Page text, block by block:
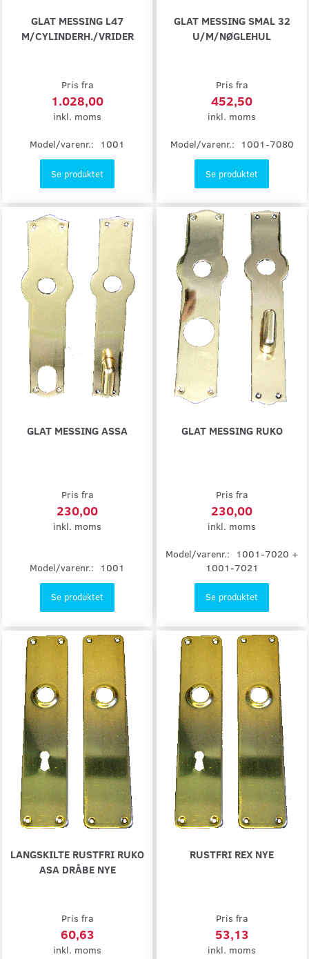
GLAT MESSING L47
M/CYLINDERH./VRIDER
Pris fra
1.028,00
inkl. moms
Model/varenr.: 1001
Se produktet
GLAT MESSING SMAL 32
U/M/NØGLEHUL
Pris fra
452,50
inkl. moms
Model/varenr.: 1001-7080
Se produktet
GLAT MESSING ASSA
Pris fra
230,00
inkl. moms
Model/varenr.: 1001
Se produktet
GLAT MESSING RUKO
Pris fra
230,00
inkl. moms
Model/varenr.:
1001-7020 +
1001-7021
Se produktet
LANGSKILTE RUSTFRI RUKO
ASA DRÅBE NYE
Pris fra
60,63
inkl. moms
RUSTFRI REX NYE
Pris fra
53,13
inkl. moms